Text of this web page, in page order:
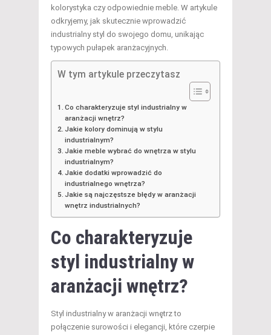
kolorystyka czy odpowiednie meble. W artykule
odkryjemy, jak skutecznie wprowadzić
industrialny styl do swojego domu, unikając
typowych pułapek aranżacyjnych.
W tym artykule przeczytasz
Co charakteryzuje styl industrialny w
aranżacji wnętrz?
Jakie kolory dominują w stylu
industrialnym?
Jakie meble wybrać do wnętrza w stylu
industrialnym?
Jakie dodatki wprowadzić do
industrialnego wnętrza?
Jakie są najczęstsze błędy w aranżacji
wnętrz industrialnych?
Co charakteryzuje
styl industrialny w
aranżacji wnętrz?
Styl industrialny w aranżacji wnętrz to
połączenie surowości i elegancji, które czerpie